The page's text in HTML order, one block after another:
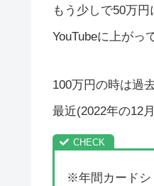
もう少しで50万
YouTubeに上がっ
100万円の時は過
最近(2022年の12
※年間カードシ